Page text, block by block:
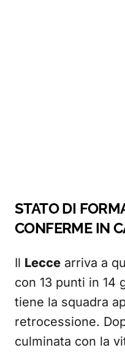
STATO DI
CONFERME IN
Il Lecce arriva a
con 13 punti in 14
tiene la squadra
retrocessione.
culminata con la